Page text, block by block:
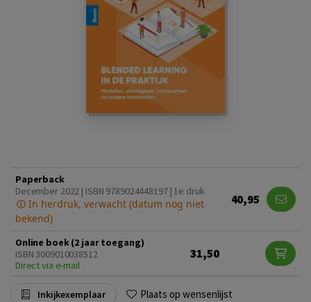
Paperback
December 2022 | ISBN 9789024448197 | 1e druk
In herdruk, verwacht (datum nog niet
bekend)
40,95
Online boek (2 jaar toegang)
ISBN 3009010038512
Direct via e-mail
31,50
Inkijkexemplaar Plaats op wensenlijst